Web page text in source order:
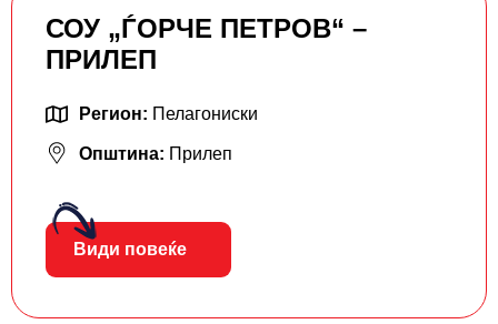
СОУ „ЃОРЧЕ ПЕТРОВ“ –
ПРИЛЕП
Регион: Пелагониски
Општина: Прилеп
Види повеќе